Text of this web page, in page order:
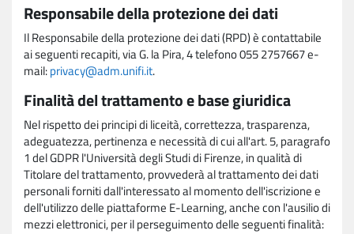
Responsabile della protezione dei dati
Il Responsabile della protezione dei dati (RPD) è contattabile
ai seguenti recapiti, via G. la Pira, 4 telefono 055 2757667 e-
mail:privacy@adm.unifi.it.
Finalità del trattamento e base giuridica
Nel rispetto dei principi di liceità, correttezza, trasparenza,
adeguatezza, pertinenza e necessità di cui all'art. 5, paragrafo
1 del GDPR l'Università degli Studi di Firenze, in qualità di
Titolare del trattamento, provvederà al trattamento dei dati
personali forniti dall'interessato al momento dell'iscrizione e
dell'utilizzo delle piattaforme E-Learning, anche con l'ausilio di
mezzi elettronici, per il perseguimento delle seguenti finalità: